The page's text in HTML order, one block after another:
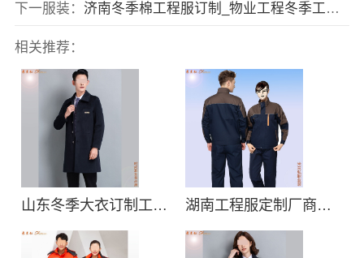
下一服装： 济南冬季棉工程服订制_物业工程冬季工装订制_厚实耐穿
相关推荐：
山东冬季大衣订制工厂价格-羊毛棉服大衣定做-质优价廉 湖南工程服定制厂商电话地址,湖南工程服订做公司哪家靠谱